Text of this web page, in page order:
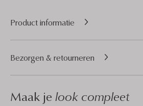
Product informatie
Bezorgen & retourneren
Maak je look compleet